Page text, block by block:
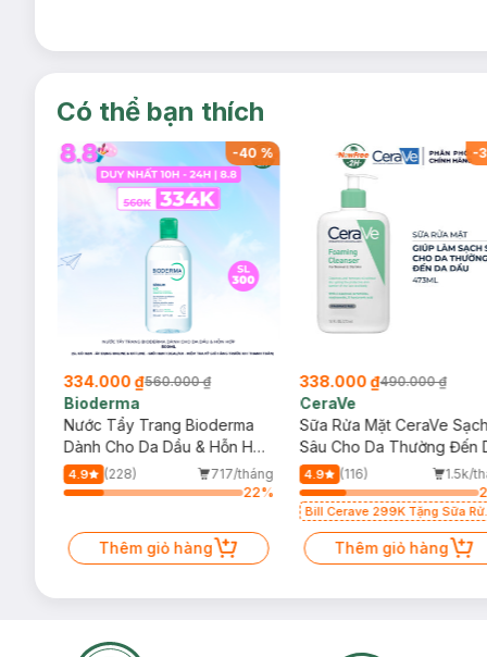
Có thể bạn thích
-40 %
334.000 ₫560.000 ₫
Bioderma
Nước Tẩy Trang Bioderma
Dành Cho Da Dầu & Hỗn Hợp
500ml
4.9 (228)
717/tháng
22%
Thêm giỏ hàng
-
338.000 ₫490.000 ₫
CeraVe
Sữa Rửa Mặt CeraVe
Sâu Cho Da Thường Đến
Dầu 473ml
4.9 (116)
1.5k/
Bill Cerave 299K Tặng Sữa
Thêm giỏ hàng